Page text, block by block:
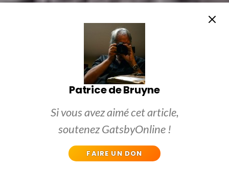
Patrice de Bruyne
Si vous avez aimé cet article,
soutenez GatsbyOnline !
FAIRE UN DON